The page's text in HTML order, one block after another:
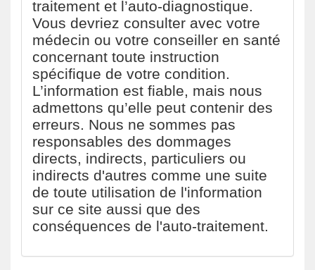
traitement et l’auto-diagnostique.
Vous devriez consulter avec votre
médecin ou votre conseiller en santé
concernant toute instruction
spécifique de votre condition.
L’information est fiable, mais nous
admettons qu’elle peut contenir des
erreurs. Nous ne sommes pas
responsables des dommages
directs, indirects, particuliers ou
indirects d'autres comme une suite
de toute utilisation de l'information
sur ce site aussi que des
conséquences de l'auto-traitement.